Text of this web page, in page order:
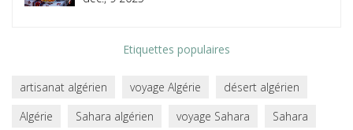
l'identité nationale
Etiquettes populaires
artisanat algérien voyage Algérie
désert algérien
Algérie
Sahara algérien voyage Sahara
Sahara